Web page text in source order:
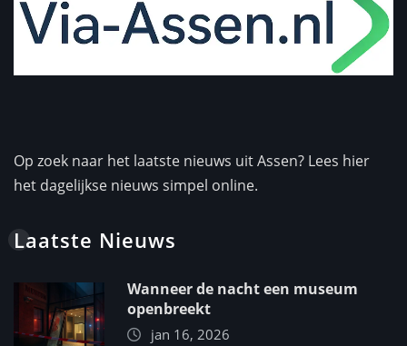
Op zoek naar het laatste nieuws uit Assen? Lees hier
het dagelijkse nieuws simpel online.
Laatste Nieuws
Wanneer de nacht een museum
openbreekt
jan 16, 2026